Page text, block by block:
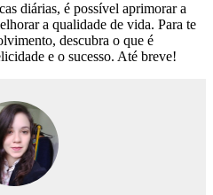
diárias, é possível aprimorar a
a qualidade de vida. Para te
descubra o que é
e o sucesso. Até breve!